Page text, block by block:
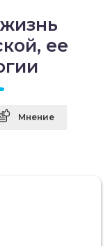
ее
Мнение